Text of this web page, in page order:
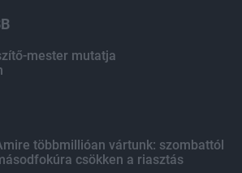
mester mutatja
többmillióan vártunk: szombattól
csökken a riasztás